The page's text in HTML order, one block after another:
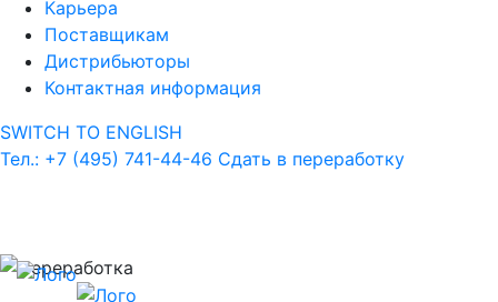
Карьера
Поставщикам
Дистрибьюторы
Контактная информация
SWITCH TO ENGLISH
Тел.: +7 (495) 741-44-46 Сдать в переработку